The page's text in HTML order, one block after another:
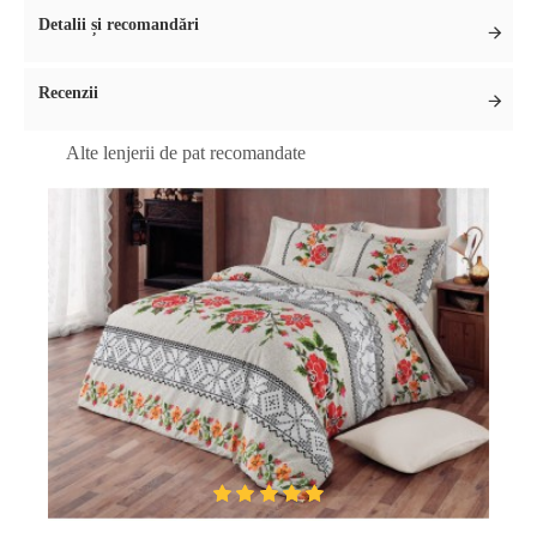
Detalii și recomandări
Recenzii
Alte lenjerii de pat recomandate